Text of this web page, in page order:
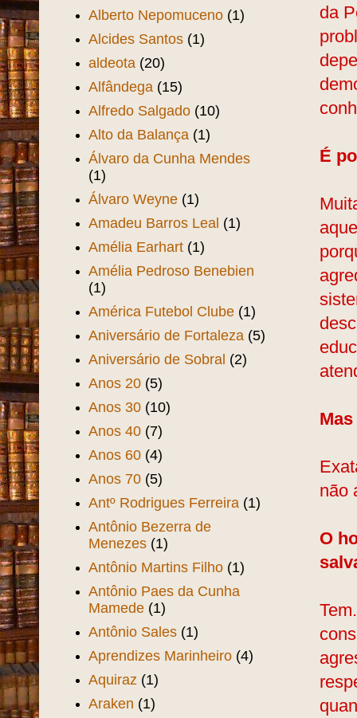
da
É
não
O
Alberto Nepomuceno (1)
Alcides Santos (1)
aldeota (20)
Alfândega (15)
Alfredo Salgado (10)
Alto da Balança (1)
Álvaro da Cunha Mendes
(1)
Álvaro Weyne (1)
Amadeu Barros Leal (1)
Amélia Earhart (1)
Amélia Pedroso Benebien
(1)
América Futebol Clube (1)
Aniversário de Fortaleza (5)
Aniversário de Sobral (2)
Anos 20 (5)
Anos 30 (10)
Anos 40 (7)
Anos 60 (4)
Anos 70 (5)
Antº Rodrigues Ferreira (1)
Antônio Bezerra de
Menezes (1)
Antônio Martins Filho (1)
Antônio Paes da Cunha
Mamede (1)
Antônio Sales (1)
Aprendizes Marinheiro (4)
Aquiraz (1)
Araken (1)